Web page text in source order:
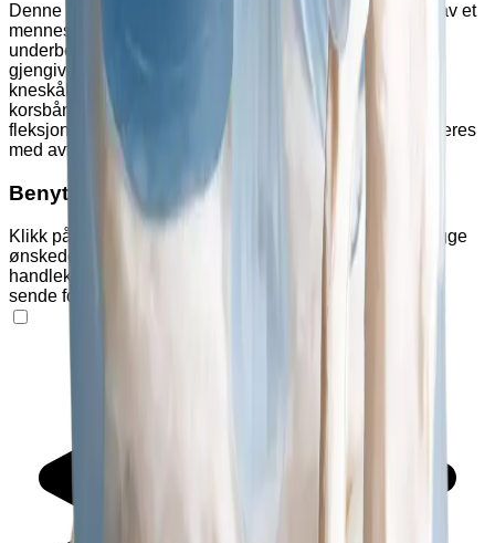
Denne anatomiske modellen er en naturtro avstøpning av et
menneskelig kneledd, komplett med femur- og
underbensstumper. Modellen viser elastiske, syntetiske
gjengivelser av blant annet senefestet til rectus femoris,
kneskålen med patellarsene, sidebånd, menisker og
korsbånd. De viktigste bevegelsene i kneleddet, som
fleksjon, ekstensjon og rotasjon, kan demonstreres. Leveres
med avtagbart stativ.
Benytt handlekurven
Klikk på "Varianter" og "Tilleggsutstyr" nedenfor for å legge
ønskede produkter i handlekurven. Klikk deretter på
handlekurv-ikonet øverst på siden for å se produkter og
sende forespørsel om pristilbud eller bestilling.